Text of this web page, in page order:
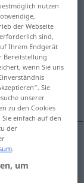
up
nutzen
der Webseite
sind,
Ihrem Endgerät
Bereitstellung
wenn Sie uns
Sie
unserer
zu den Cookies
einfach auf den
der
.
um